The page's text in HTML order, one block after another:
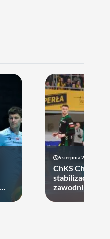
6 sierpnia 2026 10:14
ChKS Chełm
stabilizację.
zawodników